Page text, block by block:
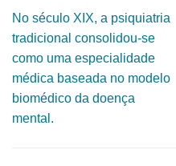
No século XIX, a psiquiatria
tradicional consolidou-se
como uma especialidade
médica baseada no modelo
biomédico da doença
mental.